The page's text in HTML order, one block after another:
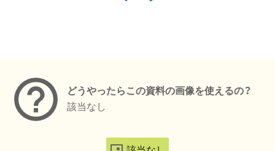
どうやったらこの資料の画像を使えるの？
該当なし